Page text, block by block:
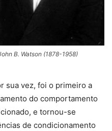
B. Watson (1878-1958)
sua vez, foi o primeiro a
do comportamento
e tornou-se
de condicionamento